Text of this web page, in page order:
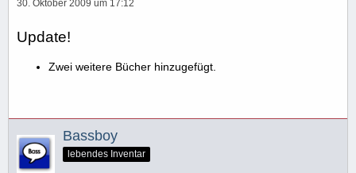
30. Oktober 2009 um 17:12
Update!
Zwei weitere Bücher hinzugefügt.
Bassboy
lebendes Inventar